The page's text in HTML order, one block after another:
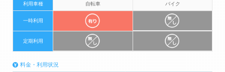
利用車種 自転車 バイク
一時利用
定期利用
料金・利用状況